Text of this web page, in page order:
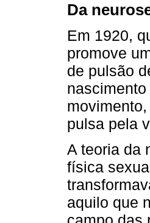
Da
Em 1920,
promove
de pulsão
pulsa pela
A teoria da
física
aquilo que